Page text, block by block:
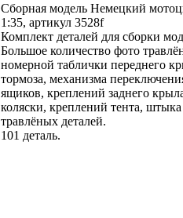
Сборная модель Немецкий
1:35, артикул 3528f
Комплект деталей для сборки
Большое количество фото
номерной таблички переднего
тормоза, механизма
ящиков, креплений заднего
коляски, креплений тента,
травлёных деталей.
101 деталь.